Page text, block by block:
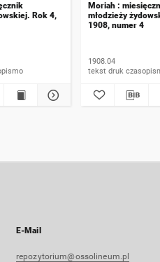
Rok 4,
Moriah :
młodzieży
1908, numer 4
1908.04
tekst druk
E-Mail
repozytorium@ossolineum.pl